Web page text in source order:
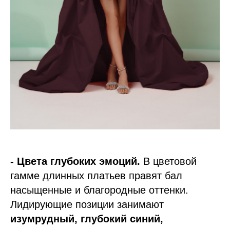
- Цвета глубоких эмоций. В цветовой
гамме длинных платьев правят бал
насыщенные и благородные оттенки.
Лидирующие позиции занимают
изумрудный, глубокий синий,